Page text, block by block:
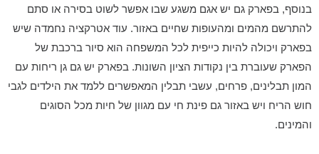
בנוסף, בפארק גם יש אגם משגע שבו אפשר לשוט בסירה או סתם
להתרשם מהמים ומהעופות שחיים באזור. עוד אטרקציה נחמדה שיש
בפארק ויכולה להיות כייפית לכל המשפחה הוא סיור ברכבת של
הפארק שעוברת בין נקודות הציון השונות. בפארק יש גם גן ריחות עם
המון תבלינים, פרחים, עשבי תבלין המאפשרים ללמד את הילדים לגבי
חוש הריח ויש באזור גם פינת חי עם מגוון של חיות מכל הסוגים
והמינים.